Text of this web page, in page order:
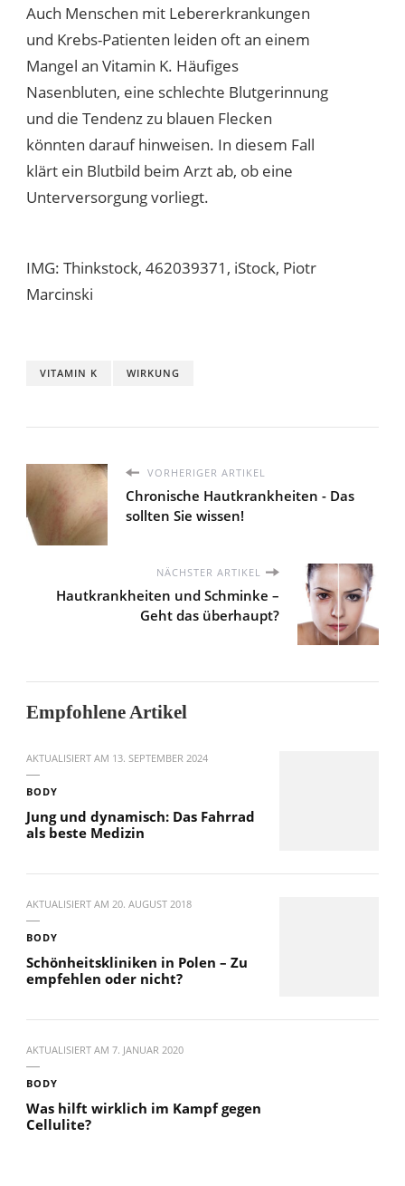
Auch Menschen mit Lebererkrankungen
und Krebs-Patienten leiden oft an einem
Mangel an Vitamin K. Häufiges
Nasenbluten, eine schlechte Blutgerinnung
und die Tendenz zu blauen Flecken
könnten darauf hinweisen. In diesem Fall
klärt ein Blutbild beim Arzt ab, ob eine
Unterversorgung vorliegt.
IMG: Thinkstock, 462039371, iStock, Piotr
Marcinski
VITAMIN K WIRKUNG
VORHERIGER ARTIKEL
Chronische Hautkrankheiten - Das
sollten Sie wissen!
NÄCHSTER ARTIKEL
Hautkrankheiten und Schminke –
Geht das überhaupt?
Empfohlene Artikel
AKTUALISIERT AM 13. SEPTEMBER 2024
BODY
Jung und dynamisch: Das Fahrrad
als beste Medizin
AKTUALISIERT AM 20. AUGUST 2018
BODY
Schönheitskliniken in Polen – Zu
empfehlen oder nicht?
AKTUALISIERT AM 7. JANUAR 2020
BODY
Was hilft wirklich im Kampf gegen
Cellulite?